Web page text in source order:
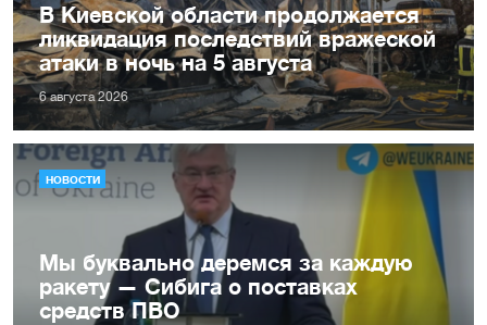
В Киевской области продолжается
ликвидация последствий вражеской
атаки в ночь на 5 августа
6 августа 2026
НОВОСТИ
Мы буквально деремся за каждую
ракету — Сибига о поставках
средств ПВО